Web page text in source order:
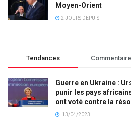
Moyen-Orient
2 JOURS DEPUIS
Tendances
Guerre en Ukraine :
punir les pays
ont voté contre la
13/04/2023